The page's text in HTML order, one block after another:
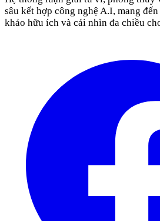
sâu kết hợp công nghệ A.I, mang
khảo hữu ích và cái nhìn đa chiều